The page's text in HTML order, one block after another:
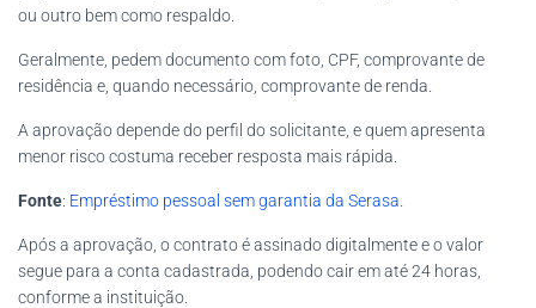
ou outro bem como respaldo.
Geralmente, pedem documento com foto, CPF, comprovante de
residência e, quando necessário, comprovante de renda.
A aprovação depende do perfil do solicitante, e quem apresenta
menor risco costuma receber resposta mais rápida.
Fonte: Empréstimo pessoal sem garantia da Serasa
Após a aprovação, o contrato é assinado digitalmente e o valor
segue para a conta cadastrada, podendo cair em até 24 horas,
conforme a instituição.